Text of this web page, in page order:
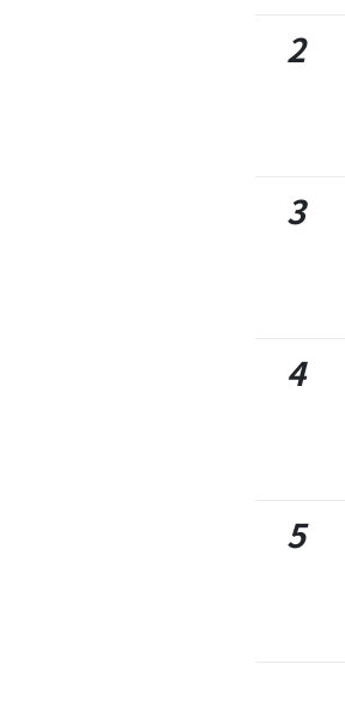
2
3
4
5